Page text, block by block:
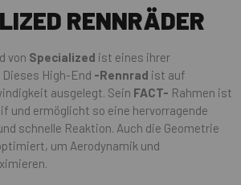
RENNRÄDER
von Specialized ist eines ihrer
High-End -Rennrad ist auf
ausgelegt. Sein FACT- Rahmen ist
und ermöglicht so eine hervorragende
schnelle Reaktion. Auch die Geometrie
um Aerodynamik und